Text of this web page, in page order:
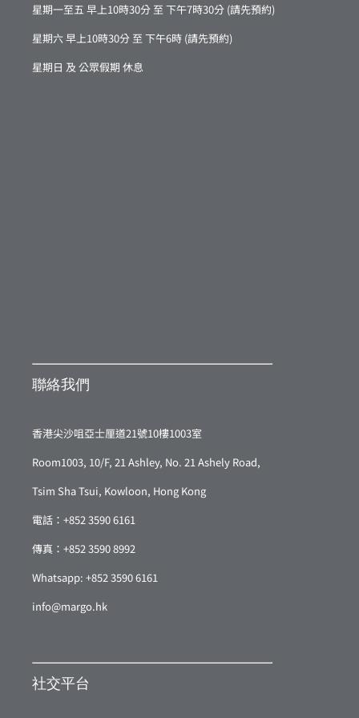
星期一至五 早上10時30分 至 下午7時30分 (請先預約)
星期六 早上10時30分 至 下午6時 (請先預約)
星期日 及 公眾假期 休息
聯絡我們
香港尖沙咀亞士厘道21號10樓1003室
Room1003, 10/F, 21 Ashley, No. 21 Ashely Road,
Tsim Sha Tsui, Kowloon, Hong Kong
電話：+852 3590 6161
傳真：+852 3590 8992
Whatsapp: +852 3590 6161
info@margo.hk
社交平台